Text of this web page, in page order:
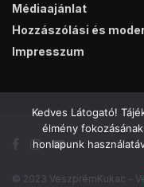
Médiaajánlat
Hozzászólási és
Impresszum
© 2023 VeszprémKukac -
Kedves Látogató!
élmény
honlapunk